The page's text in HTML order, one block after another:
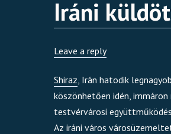
Iráni
Leave a reply
Shiraz, Irán hatodik
köszönhetően idén,
testvérvárosi
Az iráni város